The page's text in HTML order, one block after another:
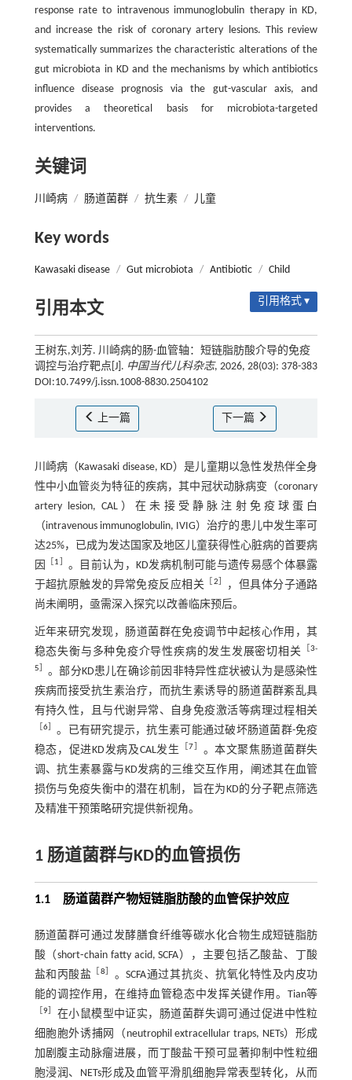
response rate to intravenous immunoglobulin therapy in KD,
and increase the risk of coronary artery lesions. This review
systematically summarizes the characteristic alterations of the
gut microbiota in KD and the mechanisms by which antibiotics
influence disease prognosis via the gut-vascular axis, and
provides a theoretical basis for microbiota-targeted
interventions.
关键词
川崎病 / 肠道菌群 / 抗生素 / 儿童
Key words
Kawasaki disease / Gut microbiota / Antibiotic / Child
引用本文 引用格式 ▾
王树东,刘芳. 川崎病的肠-血管轴：短链脂肪酸介导的免疫
调控与治疗靶点[J]. 中国当代儿科杂志, 2026, 28(03): 378-383
DOI:10.7499/j.issn.1008-8830.2504102
上一篇 下一篇
川崎病（Kawasaki disease, KD）是儿童期以急性发热伴全身
性中小血管炎为特征的疾病，其中冠状动脉病变（coronary
artery lesion, CAL）在未接受静脉注射免疫球蛋白
（intravenous immunoglobulin, IVIG）治疗的患儿中发生率可
达25%，已成为发达国家及地区儿童获得性心脏病的首要病
因
1
。目前认为，KD发病机制可能与遗传易感个体暴露
于超抗原触发的异常免疫反应相关
2
，但具体分子通路
尚未阐明，亟需深入探究以改善临床预后。
近年来研究发现，肠道菌群在免疫调节中起核心作用，其
稳态失衡与多种免疫介导性疾病的发生发展密切相关 ［3-
5
。部分KD患儿在确诊前因非特异性症状被认为是感染性
疾病而接受抗生素治疗，而抗生素诱导的肠道菌群紊乱具
有持久性，且与代谢异常、自身免疫激活等病理过程相关
6］ 。已有研究提示，抗生素可能通过破坏肠道菌群-免疫
稳态，促进KD发病及CAL发生 ［7
。本文聚焦肠道菌群失
调、抗生素暴露与KD发病的三维交互作用，阐述其在血管
损伤与免疫失衡中的潜在机制，旨在为KD的分子靶点筛选
及精准干预策略研究提供新视角。
1 肠道菌群与KD的血管损伤
1.1 肠道菌群产物短链脂肪酸的血管保护效应
肠道菌群可通过发酵膳食纤维等碳水化合物生成短链脂肪
酸（short⁃chain fatty acid, SCFA），主要包括乙酸盐、丁酸
盐和丙酸盐
8
。SCFA通过其抗炎、抗氧化特性及内皮功
能的调控作用，在维持血管稳态中发挥关键作用。Tian等
［9
在小鼠模型中证实，肠道菌群失调可通过促进中性粒
细胞胞外诱捕网（neutrophil extracellular traps, NETs）形成
加剧腹主动脉瘤进展，而丁酸盐干预可显著抑制中性粒细
胞浸润、NETs形成及血管平滑肌细胞异常表型转化，从而